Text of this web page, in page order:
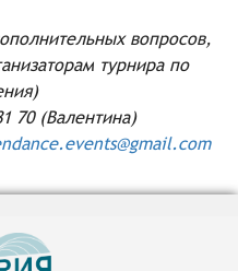
вопросов,
турнира по
70 (Валентина)